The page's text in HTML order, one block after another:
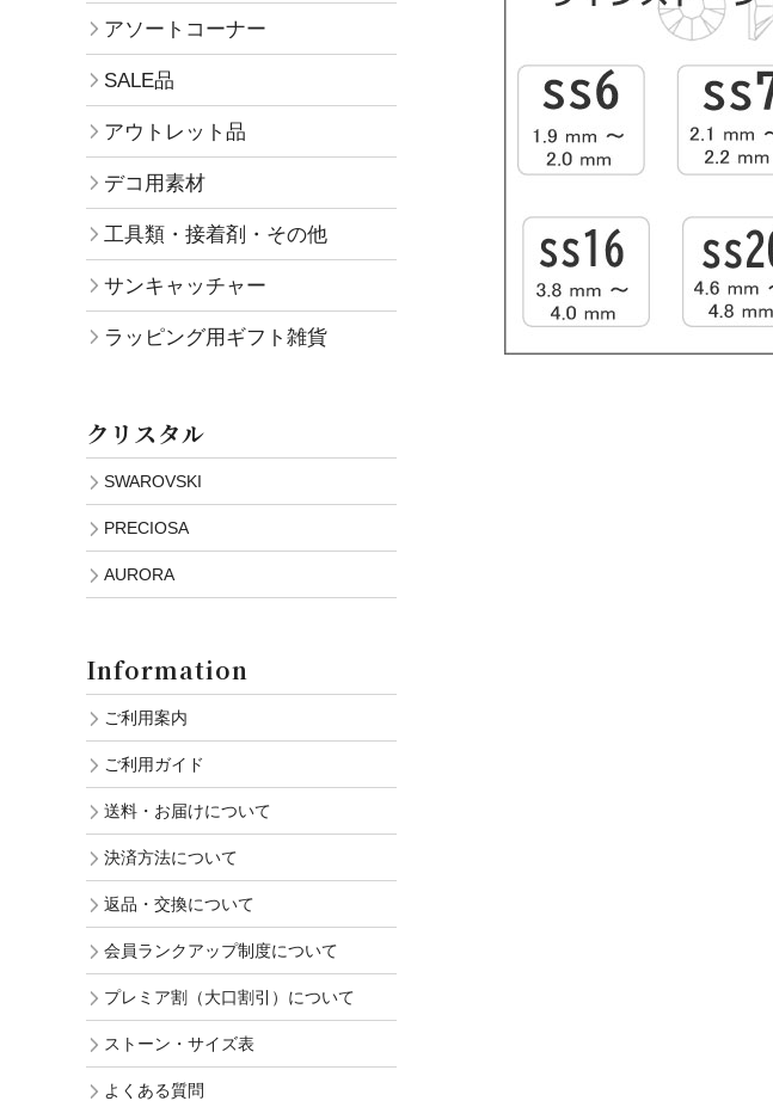
アソートコーナー
SALE品
アウトレット品
デコ用素材
工具類・接着剤・その他
サンキャッチャー
ラッピング用ギフト雑貨
クリスタル
SWAROVSKI
PRECIOSA
AURORA
Information
ご利用案内
ご利用ガイド
送料・お届けについて
決済方法について
返品・交換について
会員ランクアップ制度について
プレミア割（大口割引）について
ストーン・サイズ表
よくある質問